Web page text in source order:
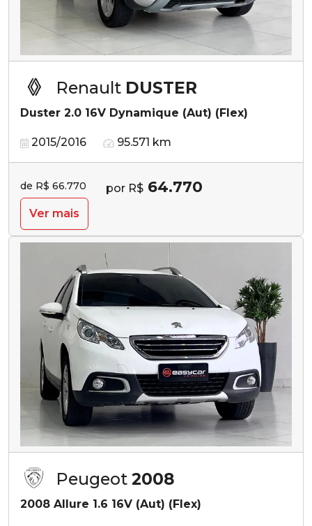
Renault DUSTER
Duster 2.0 16V Dynamique (Aut) (Flex)
2015/2016 95.571 km
de R$ 66.770 por R$ 64.770
Ver mais
Peugeot 2008
2008 Allure 1.6 16V (Aut) (Flex)